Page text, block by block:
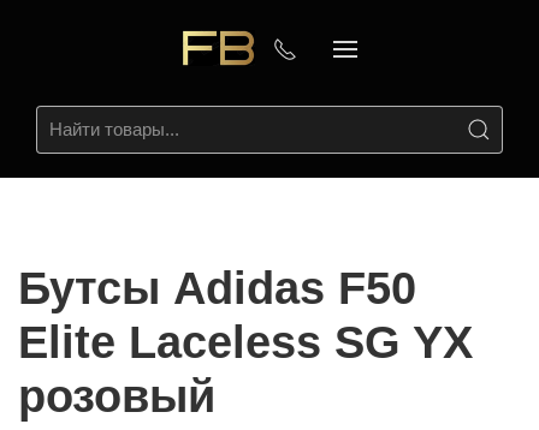
Бутсы Adidas F50
Elite Laceless SG YX
розовый